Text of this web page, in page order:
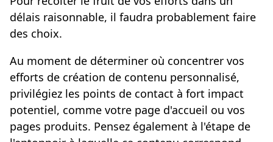
délais raisonnable, il faudra probablement faire
des choix.
Au moment de déterminer où concentrer vos
efforts de création de contenu personnalisé,
privilégiez les points de contact à fort impact
potentiel, comme votre page d'accueil ou vos
pages produits. Pensez également à l'étape de